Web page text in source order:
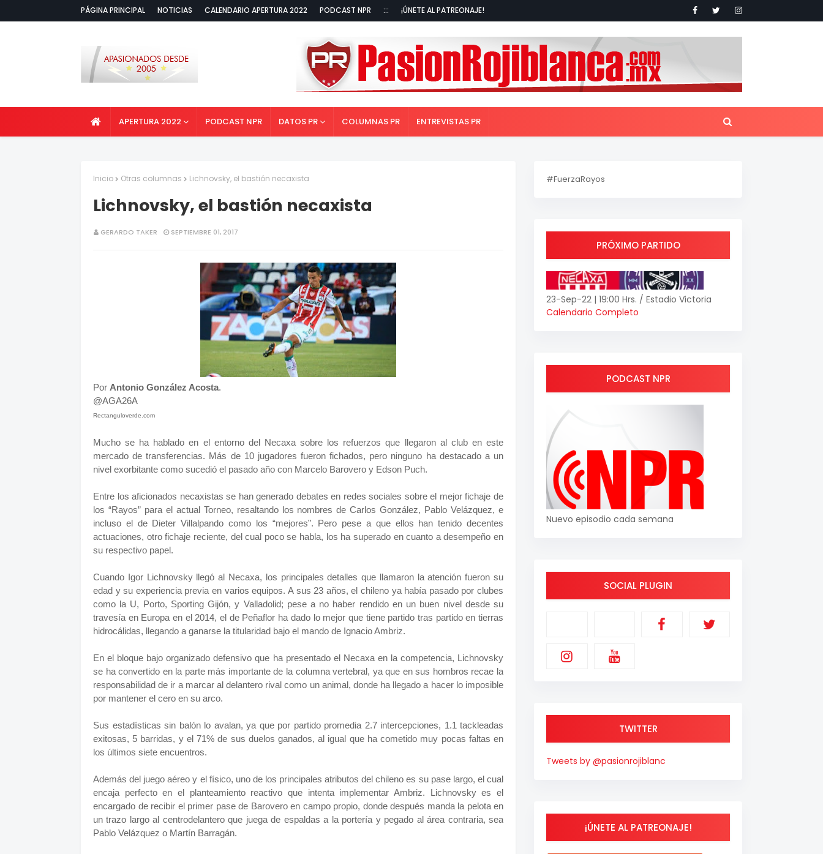
PÁGINA PRINCIPAL NOTICIAS CALENDARIO APERTURA 2022 PODCAST NPR ::: ¡ÚNETE AL PATREONAJE!
APERTURA 2022 PODCAST NPR DATOS PR COLUMNAS PR ENTREVISTAS PR
Inicio Otras columnas Lichnovsky, el bastión necaxista
Lichnovsky, el bastión necaxista
GERARDO TAKER SEPTIEMBRE 01, 2017
Por Antonio González Acosta.
@AGA26A
Rectanguloverde.com
Mucho se ha hablado en el entorno del Necaxa sobre los refuerzos que llegaron al club en este
mercado de transferencias. Más de 10 jugadores fueron fichados, pero ninguno ha destacado a un
nivel exorbitante como sucedió el pasado año con Marcelo Barovero y Edson Puch.
Entre los aficionados necaxistas se han generado debates en redes sociales sobre el mejor fichaje de
los “Rayos” para el actual Torneo, resaltando los nombres de Carlos González, Pablo Velázquez, e
incluso el de Dieter Villalpando como los “mejores”. Pero pese a que ellos han tenido decentes
actuaciones, otro fichaje reciente, del cual poco se habla, los ha superado en cuanto a desempeño en
su respectivo papel.
Cuando Igor Lichnovsky llegó al Necaxa, los principales detalles que llamaron la atención fueron su
edad y su experiencia previa en varios equipos. A sus 23 años, el chileno ya había pasado por clubes
como la U, Porto, Sporting Gijón, y Valladolid; pese a no haber rendido en un buen nivel desde su
travesía en Europa en el 2014, el de Peñaflor ha dado lo mejor que tiene partido tras partido en tierras
hidrocálidas, llegando a ganarse la titularidad bajo el mando de Ignacio Ambriz.
En el bloque bajo organizado defensivo que ha presentado el Necaxa en la competencia, Lichnovsky
se ha convertido en la parte más importante de la columna vertebral, ya que en sus hombros recae la
responsabilidad de ir a marcar al delantero rival como un animal, donde ha llegado a hacer lo imposible
por mantener el cero en su arco.
Sus estadísticas sin balón lo avalan, ya que por partido promedia 2.7 intercepciones, 1.1 tackleadas
exitosas, 5 barridas, y el 71% de sus duelos ganados, al igual que ha cometido muy pocas faltas en
los últimos siete encuentros.
Además del juego aéreo y el físico, uno de los principales atributos del chileno es su pase largo, el cual
encaja perfecto en el planteamiento reactivo que intenta implementar Ambriz. Lichnovsky es el
encargado de recibir el primer pase de Barovero en campo propio, donde después manda la pelota en
un trazo largo al centrodelantero que juega de espaldas a la portería y pegado al área contraria, sea
Pablo Velázquez o Martín Barragán.
#FuerzaRayos
PRÓXIMO PARTIDO
23-Sep-22 | 19:00 Hrs. / Estadio Victoria
Calendario Completo
PODCAST NPR
Nuevo episodio cada semana
SOCIAL PLUGIN
TWITTER
Tweets by @pasionrojiblanc
¡ÚNETE AL PATREONAJE!